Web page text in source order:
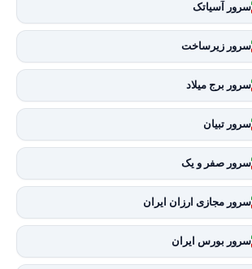
سرور آسیاتک
سرور زیرساخت
سرور برج میلاد
سرور تبیان
سرور صفر و یک
سرور مجازی ارزان ایران
سرور بورس ایران